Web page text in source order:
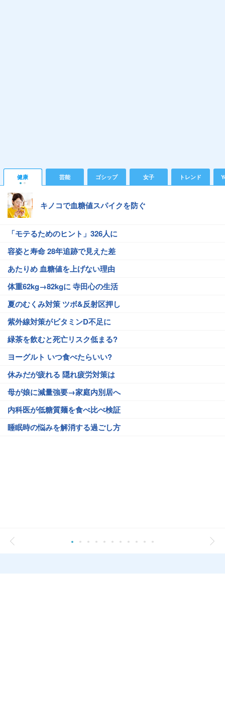
健康 芸能 ゴシップ 女子 トレンド
キノコで血糖値スパイクを防ぐ
「モテるためのヒント」326人に
容姿と寿命 28年追跡で見えた差
あたりめ 血糖値を上げない理由
体重62kg→82kgに 寺田心の生活
夏のむくみ対策 ツボ&反射区押し
紫外線対策がビタミンD不足に
緑茶を飲むと死亡リスク低まる?
ヨーグルト いつ食べたらいい?
休みだが疲れる 隠れ疲労対策は
母が娘に減量強要→家庭内別居へ
内科医が低糖質麺を食べ比べ検証
睡眠時の悩みを解消する過ごし方